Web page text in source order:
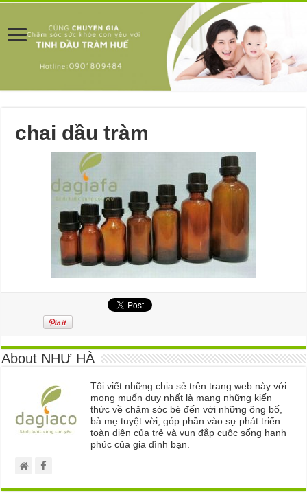
chai dầu tràm
About NHƯ HÀ
Tôi viết những chia sẻ trên trang web này với
mong muốn duy nhất là mang những kiến
thức về chăm sóc bé đến với những ông bố,
bà mẹ tuyệt vời; góp phần vào sự phát triển
toàn diện của trẻ và vun đắp cuộc sống hạnh
phúc của gia đình bạn.